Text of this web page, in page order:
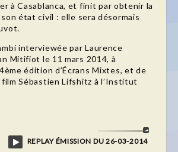
à Casablanca, et finit par obtenir la
état civil : elle sera désormais
interviewée par Laurence
Mitifiot le 11 mars 2014, à
édition d’Écrans Mixtes, et de
Sébastien Lifshitz à l’Institut
REPLAY ÉMISSION DU 26-03-2014